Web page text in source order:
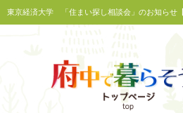
東京経済大学 「住まい探し相談会」のお知らせ